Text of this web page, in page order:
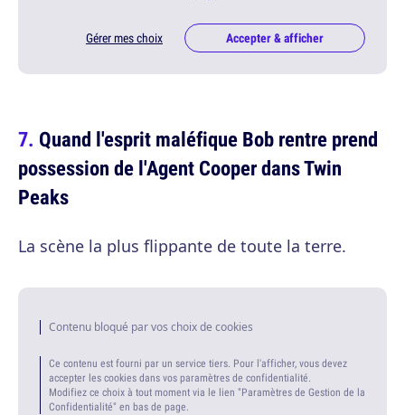
Gérer mes choix Accepter & afficher
Quand l'esprit maléfique Bob rentre prend
possession de l'Agent Cooper dans Twin
Peaks
La scène la plus flippante de toute la terre.
Contenu bloqué par vos choix de cookies
Ce contenu est fourni par un service tiers. Pour l'afficher, vous devez
accepter les cookies dans vos paramètres de confidentialité.
Modifiez ce choix à tout moment via le lien "Paramètres de Gestion de la
Confidentialité" en bas de page.